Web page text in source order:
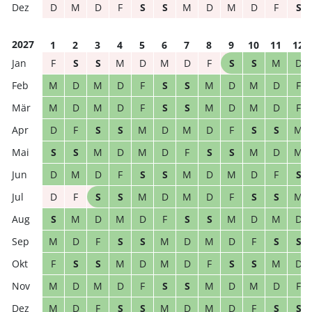
D
M D F S S M D M D F S
2027 1 2 3 4 5 6 7 8 9 10 11
12
F
S S M D M D F S S M
D
M
D M D F S S M D M D
F
M
D M D F S S M D M D
F
D
F S S M D M D F S S
M
S
S M D M D F S S M D
M
D
M D F S S M D M D F
S
D
F S S M D M D F S S
M
S
M D M D F S S M D M
D
M
D F S S M D M D F S
S
F
S S M D M D F S S M
D
M
D M D F S S M D M D
F
M
D F S S M D M D F S S